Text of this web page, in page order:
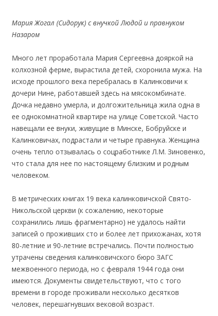
Мария Жогал (Сидорук) с внучкой Людой и правнуком
Назаром
Много лет проработала Мария Сергеевна дояркой на
колхозной ферме, вырастила детей, схоронила мужа. На
исходе прошлого века перебралась в Калинковичи к
дочери Нине, работавшей здесь на мясокомбинате.
Дочка недавно умерла, и долгожительница жила одна в
ее однокомнатной квартире на улице Советской. Часто
навещали ее внуки, живущие в Минске, Бобруйске и
Калинковичах, подрастали и четыре правнука. Женщина
очень тепло отзывалась о соцработнике Л.М. Зиновенко,
что стала для нее по настоящему близким и родным
человеком.
В метрических книгах 19 века калинковичской Свято-
Никольской церкви (к сожалению, некоторые
сохранились лишь фрагментарно) не удалось найти
записей о проживших сто и более лет прихожанах, хотя
80-летние и 90-летние встречались. Почти полностью
утрачены сведения калинковичского бюро ЗАГС
межвоенного периода, но с февраля 1944 года они
имеются. Документы свидетельствуют, что с того
времени в городе проживали несколько десятков
человек, перешагнувших вековой возраст.